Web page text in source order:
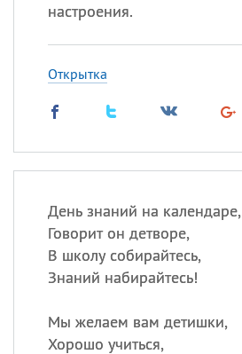
настроения.
Открытка
День знаний на календаре,
Говорит он детворе,
В школу собирайтесь,
Знаний набирайтесь!
Мы желаем вам детишки,
Хорошо учиться,